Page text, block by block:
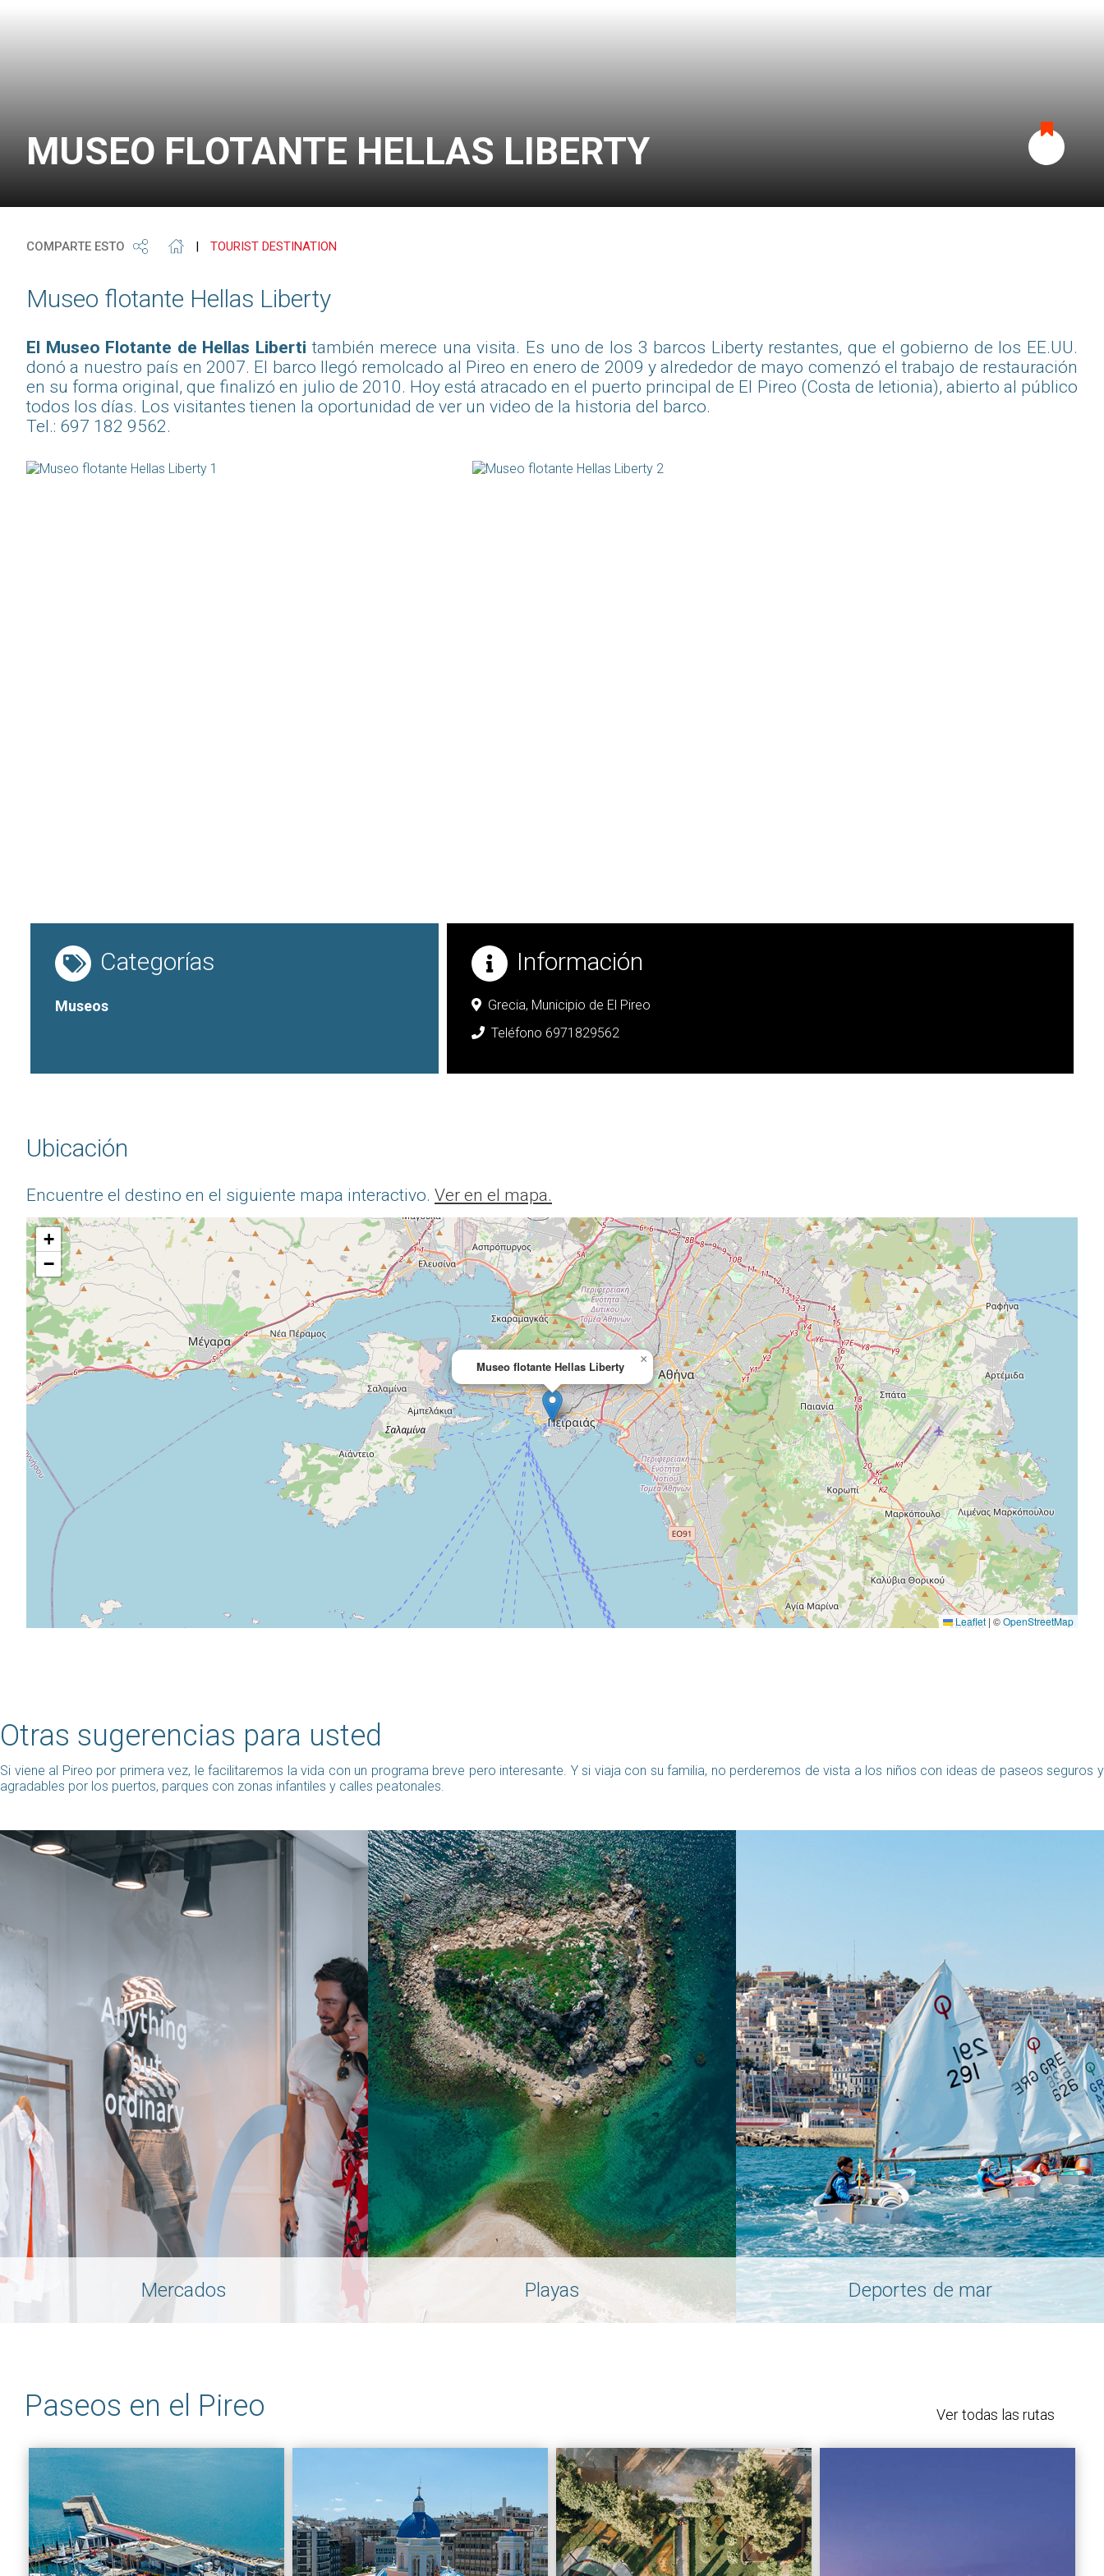
MUSEO FLOTANTE HELLAS LIBERTY Añadir
COMPARTE ESTO | TOURIST DESTINATION
Museo flotante Hellas Liberty
El Museo Flotante de Hellas Liberti también merece una visita. Es uno de los 3 barcos Liberty restantes, que el gobierno de los EE.UU.
donó a nuestro país en 2007. El barco llegó remolcado al Pireo en enero de 2009 y alrededor de mayo comenzó el trabajo de restauración
en su forma original, que finalizó en julio de 2010. Hoy está atracado en el puerto principal de El Pireo (Costa de Ietionia), abierto al público
todos los días. Los visitantes tienen la oportunidad de ver un video de la historia del barco.
Tel.: 697 182 9562.
Categorías
Museos
Información
Grecia, Municipio de El Pireo
Teléfono 6971829562
Ubicación
Encuentre el destino en el siguiente mapa interactivo. Ver en el mapa.
Museo flotante Hellas Liberty ×
+
−
Leaflet | ©OpenStreetMap
Otras sugerencias para usted
Si viene al Pireo por primera vez, le facilitaremos la vida con un programa breve pero interesante. Y si viaja con su familia, no perderemos de vista a los niños con ideas de paseos seguros y
agradables por los puertos, parques con zonas infantiles y calles peatonales.
Mercados Playas Deportes de mar
Paseos en el Pireo Ver todas las rutas